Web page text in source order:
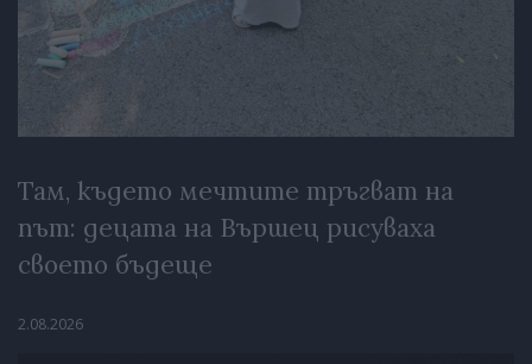
Там, където мечтите тръгват на
път: децата на Вършец рисуваха
своето бъдеще
2.08.2026